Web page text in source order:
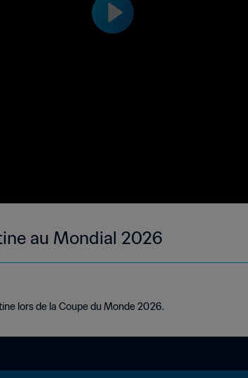
au Mondial 2026
lors de la Coupe du Monde 2026.